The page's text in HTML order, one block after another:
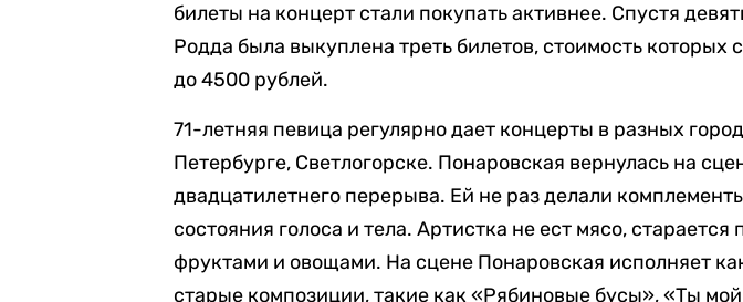
билеты на концерт стали покупать активнее. Спустя
Родда была выкуплена треть билетов, стоимость которых
до 4500 рублей.
71-летняя певица регулярно дает концерты в разных
Петербурге, Светлогорске. Понаровская вернулась на
двадцатилетнего перерыва. Ей не раз делали
состояния голоса и тела. Артистка не ест мясо, старается
фруктами и овощами. На сцене Понаровская исполняет
старые композиции, такие как «Рябиновые бусы», «Ты